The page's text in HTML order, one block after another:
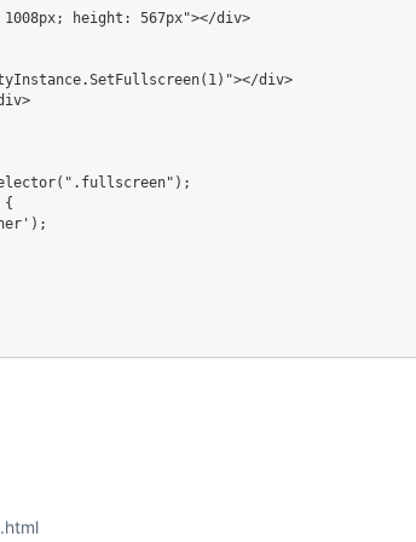
height: 567px"></div>
></div>
>
( ".fullscreen" ) ;
{
) ;